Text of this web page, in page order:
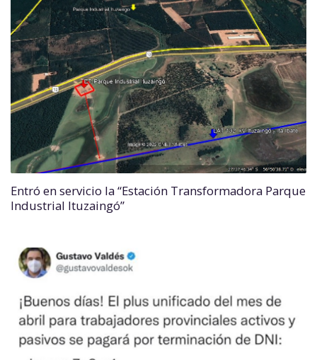
Entró en servicio la “Estación Transformadora Parque
Industrial Ituzaingó”